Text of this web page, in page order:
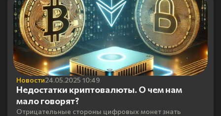
Новости24.05.2025 10:49
Недостатки криптовалюты. О чем нам
мало говорят?
Отрицательные стороны цифровых монет знать